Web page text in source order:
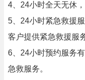
4、24小时全天无休
5、24小时紧急救援
客户提供紧急救援服
6、24小时预约服务
急救服务。